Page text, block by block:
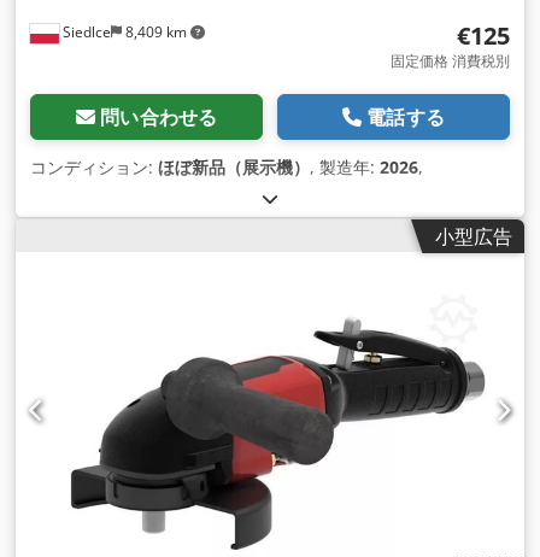
Siedlce 8,409 km €125
固定価格 消費税別
問い合わせる 電話する
コンディション: ほぼ新品（展示機） , 製造年: 2026,
小型広告